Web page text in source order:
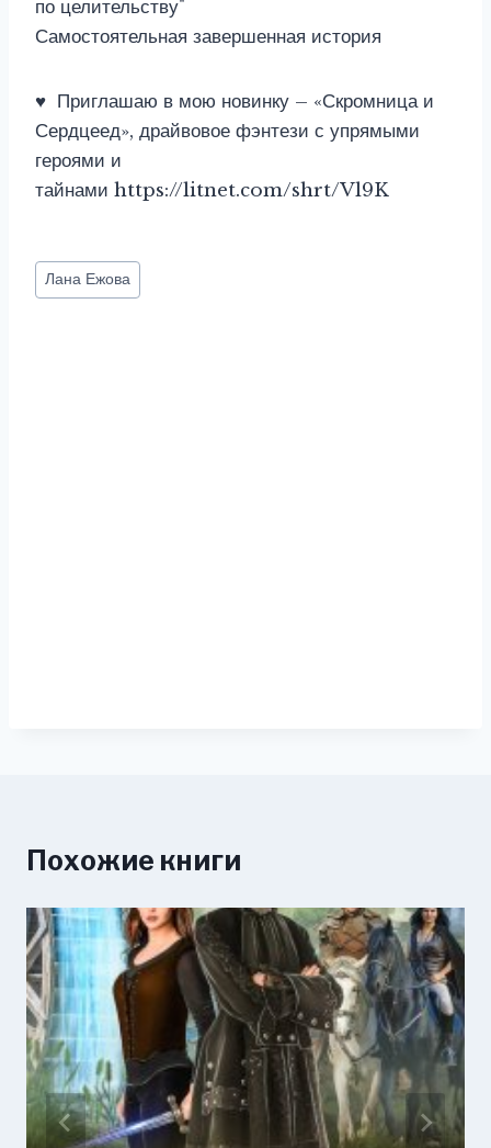
по целительству"
Самостоятельная завершенная история
♥ Приглашаю в мою новинку – «Скромница и
Сердцеед», драйвовое фэнтези с упрямыми
героями и
тайнами https://litnet.com/shrt/Vl9K
Метки
записи:
Лана Ежова
Похожие книги